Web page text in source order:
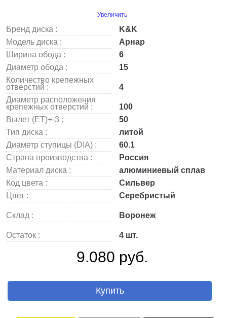
Увеличить
Бренд диска :
K&K
Модель диска :
Арнар
Ширина обода :
6
Диаметр обода :
15
Количество крепежных
отверстий :
4
Диаметр расположения
крепежных отверстий :
100
Вылет (ET)+-3 :
50
Тип диска :
литой
Диаметр ступицы (DIA) :
60.1
Страна производства :
Россия
Материал диска :
алюминиевый сплав
Код цвета :
Сильвер
Цвет :
Серебристый
Склад : Воронеж
Остаток : 4 шт.
9.080 руб.
Купить